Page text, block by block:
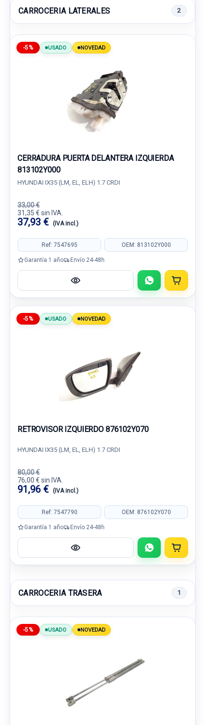
CARROCERIA LATERALES 2
-5% USADO NOVEDAD
CERRADURA PUERTA DELANTERA IZQUIERDA
813102Y000
HYUNDAI IX35 (LM, EL, ELH) 1.7 CRDI
33,00 €
31,35 € sin IVA.
37,93 € (IVA incl.)
Ref: 7547695 OEM: 813102Y000
Garantía 1 año Envío 24-48h
-5% USADO NOVEDAD
RETROVISOR IZQUIERDO 876102Y070
HYUNDAI IX35 (LM, EL, ELH) 1.7 CRDI
80,00 €
76,00 € sin IVA.
91,96 € (IVA incl.)
Ref: 7547790 OEM: 876102Y070
Garantía 1 año Envío 24-48h
CARROCERIA TRASERA 1
-5% USADO NOVEDAD